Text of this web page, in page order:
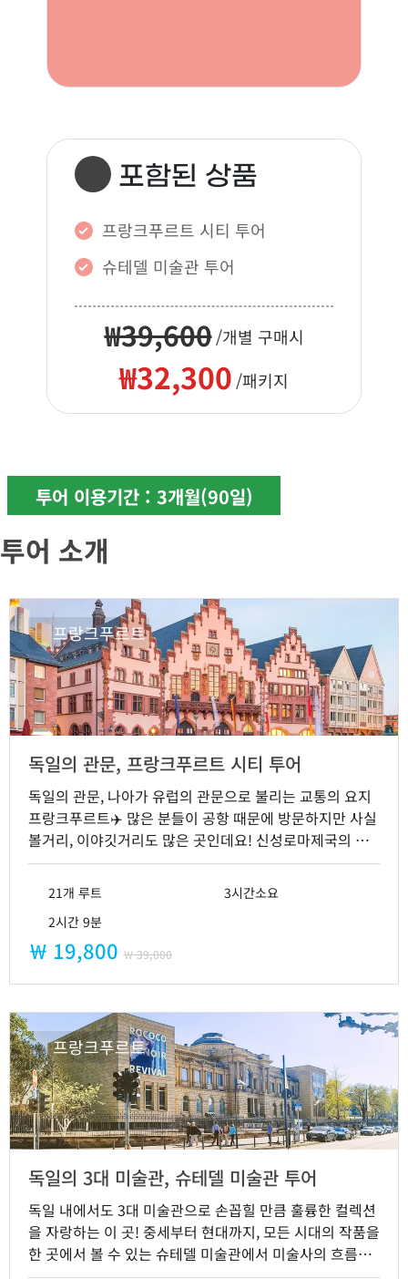
포함된 상품
프랑크푸르트 시티 투어
슈테델 미술관 투어
₩39,600 /개별 구매시
₩32,300 /패키지
투어 이용기간 : 3개월(90일)
투어 소개
프랑크푸르트
독일의 관문, 프랑크푸르트 시티 투어
독일의 관문, 나아가 유럽의 관문으로 불리는 교통의 요지
프랑크푸르트✈️ 많은 분들이 공항 때문에 방문하지만 사실
볼거리, 이야깃거리도 많은 곳인데요! 신성로마제국의 황
제를 선출했던 도시 젊은 베르테르의 슬픔이 탄생한 도시
프랑크푸르트를 제대로 여행해 보세요!😍
21개 루트
3시간소요
2시간 9분
￦ 19,800 ￦ 39,000
프랑크푸르트
독일의 3대 미술관, 슈테델 미술관 투어
독일 내에서도 3대 미술관으로 손꼽힐 만큼 훌륭한 컬렉션
을 자랑하는 이 곳! 중세부터 현대까지, 모든 시대의 작품을
한 곳에서 볼 수 있는 슈테델 미술관에서 미술사의 흐름을